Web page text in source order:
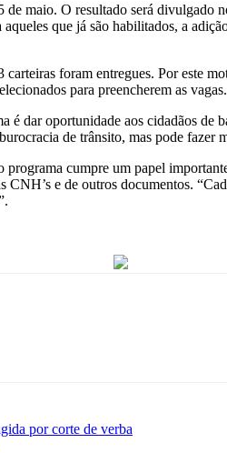
maio. O resultado será divulgado
que já são habilitados, a
foram entregues. Por este
para preencherem as vagas.
dar oportunidade aos cidadãos de
de trânsito, mas pode fazer
cumpre um papel
e de outros documentos.
por corte de verba